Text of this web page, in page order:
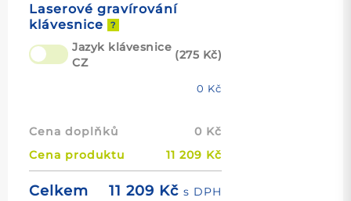
Laserové gravírování
klávesnice
?
Jazyk klávesnice
CZ
(275 Kč)
0 Kč
Cena doplňků 0 Kč
Cena produktu
11 209 Kč
Celkem 11 209 Kč s DPH